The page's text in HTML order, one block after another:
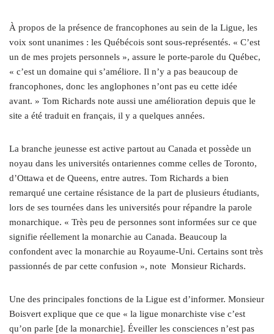
À propos de la présence de francophones au sein de la Ligue, les
voix sont unanimes : les Québécois sont sous-représentés. « C’est
un de mes projets personnels », assure le porte-parole du Québec,
« c’est un domaine qui s’améliore. Il n’y a pas beaucoup de
francophones, donc les anglophones n’ont pas eu cette idée
avant. » Tom Richards note aussi une amélioration depuis que le
site a été traduit en français, il y a quelques années.
La branche jeunesse est active partout au Canada et possède un
noyau dans les universités ontariennes comme celles de Toronto,
d’Ottawa et de Queens, entre autres. Tom Richards a bien
remarqué une certaine résistance de la part de plusieurs étudiants,
lors de ses tournées dans les universités pour répandre la parole
monarchique. « Très peu de personnes sont informées sur ce que
signifie réellement la monarchie au Canada. Beaucoup la
confondent avec la monarchie au Royaume-Uni. Certains sont très
passionnés de par cette confusion », note Monsieur Richards.
Une des principales fonctions de la Ligue est d’informer. Monsieur
Boisvert explique que ce que « la ligue monarchiste vise c’est
qu’on parle [de la monarchie]. Éveiller les consciences n’est pas